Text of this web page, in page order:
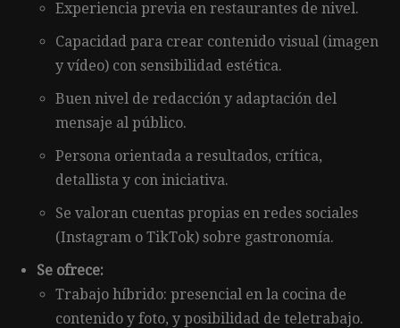
Experiencia previa en restaurantes de nivel.
Capacidad para crear contenido visual (imagen
y vídeo) con sensibilidad estética.
Buen nivel de redacción y adaptación del
mensaje al público.
Persona orientada a resultados, crítica,
detallista y con iniciativa.
Se valoran cuentas propias en redes sociales
(Instagram o TikTok) sobre gastronomía.
Se ofrece:
Trabajo híbrido: presencial en la cocina de
contenido y foto, y posibilidad de teletrabajo.